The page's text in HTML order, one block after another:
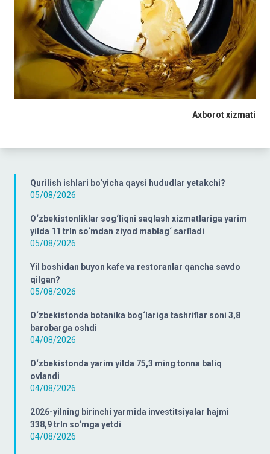
Qurilish ishlari bo‘yicha qaysi hududlar yetakchi?
05/08/2026
O‘zbekistonliklar sog‘liqni saqlash xizmatlariga yarim
yilda 11 trln so‘mdan ziyod mablag‘ sarfladi
05/08/2026
Yil boshidan buyon kafe va restoranlar qancha savdo
qilgan?
05/08/2026
O‘zbekistonda botanika bog‘lariga tashriflar soni 3,8
barobarga oshdi
04/08/2026
O‘zbekistonda yarim yilda 75,3 ming tonna baliq
ovlandi
04/08/2026
2026-yilning birinchi yarmida investitsiyalar hajmi
338,9 trln so‘mga yetdi
04/08/2026
Axborot xizmati